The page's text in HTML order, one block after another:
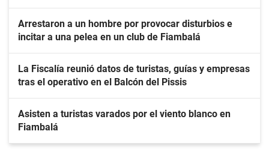
Arrestaron a un hombre por provocar disturbios e
incitar a una pelea en un club de Fiambalá
La Fiscalía reunió datos de turistas, guías y empresas
tras el operativo en el Balcón del Pissis
Asisten a turistas varados por el viento blanco en
Fiambalá